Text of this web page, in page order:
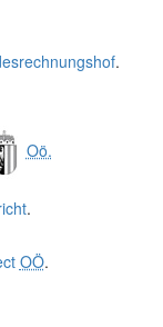
.
Oö.
.
OÖ.